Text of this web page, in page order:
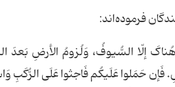
فرموده‌اند:
إلّا السُّیوفُ، وَلُزومُ الأرضِ بَعدَ
حَمَلوا عَلَیکُم فَاجثوا عَلَی الرُّکَبِ